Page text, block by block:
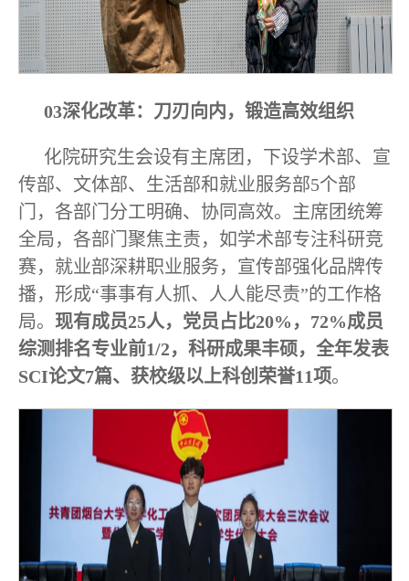
03深化改革：刀刃向内，锻造高效组织
化院研究生会设有主席团，下设学术部、宣
传部、文体部、生活部和就业服务部5个部
门，各部门分工明确、协同高效。主席团统筹
全局，各部门聚焦主责，如学术部专注科研竞
赛，就业部深耕职业服务，宣传部强化品牌传
播，形成“事事有人抓、人人能尽责”的工作格
局。 现有成员25人，党员占比20%，72%成员
综测排名专业前1/2，科研成果丰硕，全年发表
SCI论文7篇、获校级以上科创荣誉11项。